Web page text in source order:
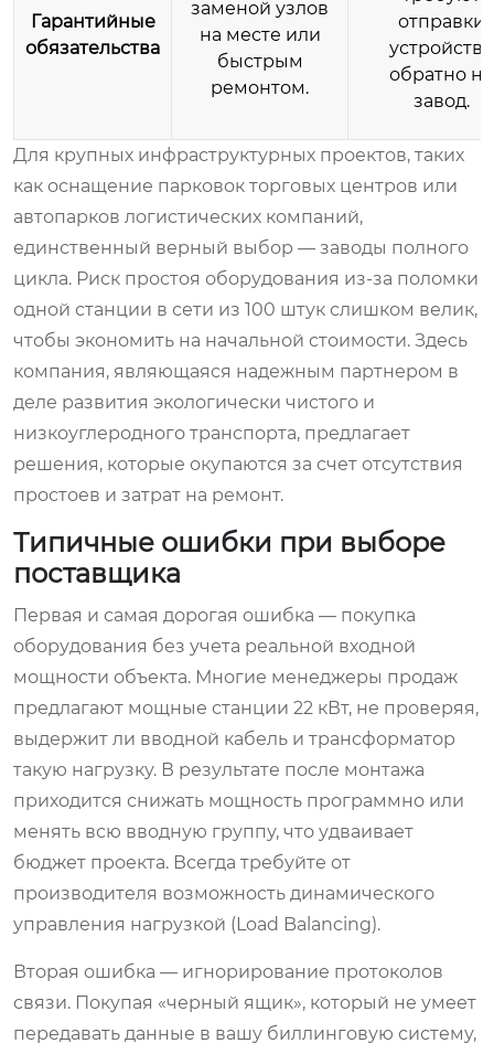
Гарантийные
обязательства
заменой узлов
на месте или
быстрым
ремонтом.
отправки
устройства
обратно на
завод.
Для крупных инфраструктурных проектов, таких
как оснащение парковок торговых центров или
автопарков логистических компаний,
единственный верный выбор — заводы полного
цикла. Риск простоя оборудования из-за поломки
одной станции в сети из 100 штук слишком велик,
чтобы экономить на начальной стоимости. Здесь
компания, являющаяся надежным партнером в
деле развития экологически чистого и
низкоуглеродного транспорта, предлагает
решения, которые окупаются за счет отсутствия
простоев и затрат на ремонт.
Типичные ошибки при выборе
поставщика
Первая и самая дорогая ошибка — покупка
оборудования без учета реальной входной
мощности объекта. Многие менеджеры продаж
предлагают мощные станции 22 кВт, не проверяя,
выдержит ли вводной кабель и трансформатор
такую нагрузку. В результате после монтажа
приходится снижать мощность программно или
менять всю вводную группу, что удваивает
бюджет проекта. Всегда требуйте от
производителя возможность динамического
управления нагрузкой (Load Balancing).
Вторая ошибка — игнорирование протоколов
связи. Покупая «черный ящик», который не умеет
передавать данные в вашу биллинговую систему,